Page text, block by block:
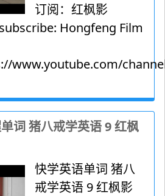
订阅：红枫影
Hongfeng Film
www.youtube.com/
词 猪八戒学英语 9 红枫
快学英语单词 猪八
戒学英语 9 红枫影